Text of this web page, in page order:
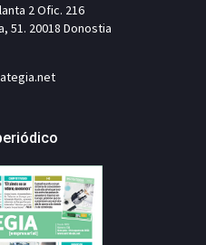
2 Ofic. 216
51. 20018 Donostia